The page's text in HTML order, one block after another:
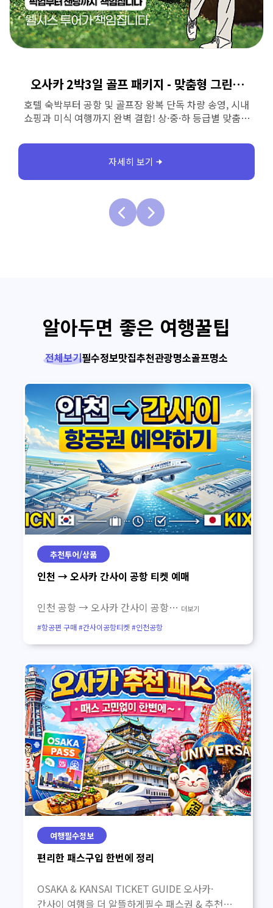
[오사카 골프] 3박4일 프리미엄 골프투어 (시내
숙박+골프장/공항 단독 픽업 송영 포함)
호텔 숙박부터 공항 및 골프장 왕복 픽업, 시내 쇼핑과 미식
여행까지 완벽 결합! 상·중·하 등급별 맞춤형 그린피
3박 4일 골프 투어입니다.
자세히 보기
추천투어/상품
인천 → 오사카 간사이 공항 티켓 예매
인천 공항 → 오사카 간사이 공항… 더보기
#항공편 구매 #간사이공항티켓 #인천공항
여행필수정보
편리한 패스구입 한번에 정리
OSAKA & KANSAI TICKET GUIDE 오사카·
간사이 여행을 더 알뜰하게필수 패스권 & 추천